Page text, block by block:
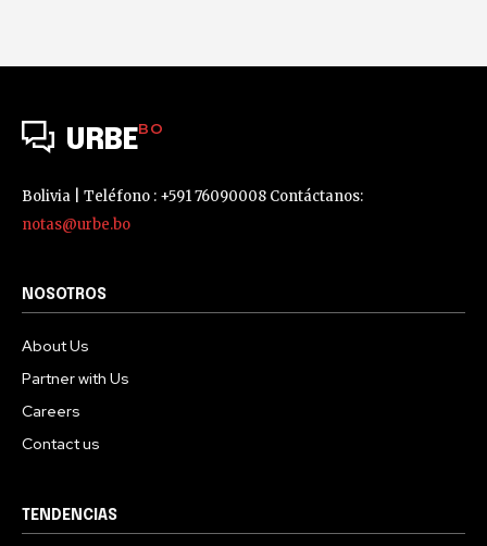
URBEBO
Bolivia | Teléfono : +591 76090008 Contáctanos:
notas@urbe.bo
NOSOTROS
About Us
Partner with Us
Careers
Contact us
TENDENCIAS